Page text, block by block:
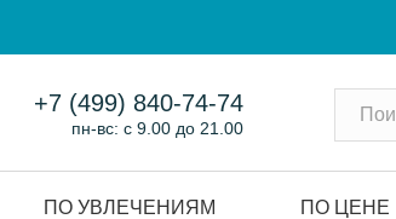
ПО УВЛЕЧЕНИЯМ ПО ЦЕНЕ
+7 (499) 840-74-74
пн-вс: с 9.00 до 21.00